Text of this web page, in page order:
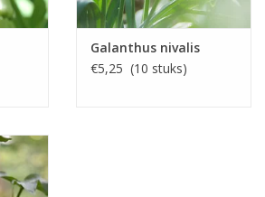
blanda.
Galanthus nivalis
€5,25 (10 stuks)